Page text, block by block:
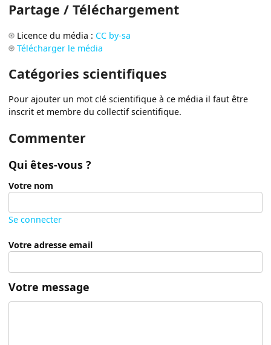
Partage / Téléchargement
Licence du média : CC by-sa
Télécharger le média
Catégories scientifiques
Pour ajouter un mot clé scientifique à ce média il faut être
inscrit et membre du collectif scientifique.
Commenter
Qui êtes-vous ?
Votre nom
Se connecter
Votre adresse email
Votre message